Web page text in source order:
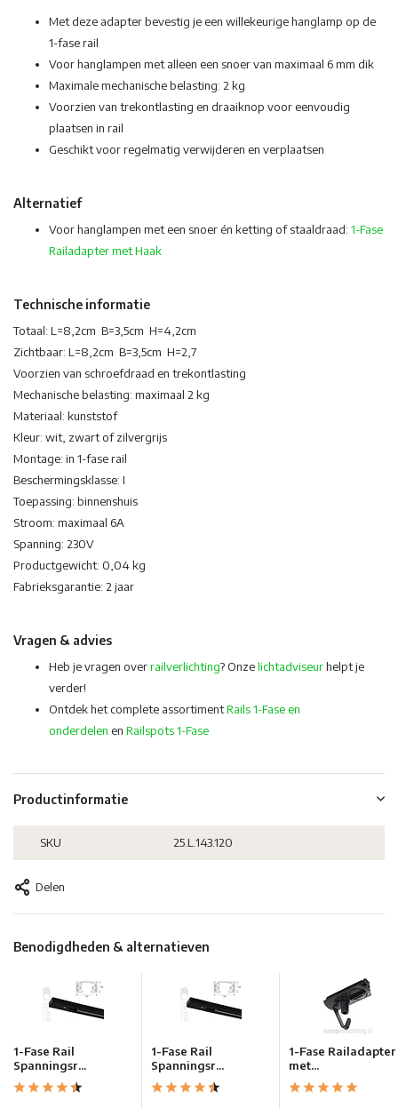
Met deze adapter bevestig je een willekeurige hanglamp op de
1-fase rail
Voor hanglampen met alleen een snoer van maximaal 6 mm dik
Maximale mechanische belasting: 2 kg
Voorzien van trekontlasting en draaiknop voor eenvoudig
plaatsen in rail
Geschikt voor regelmatig verwijderen en verplaatsen
Alternatief
Voor hanglampen met een snoer én ketting of staaldraad: 1-Fase
Railadapter met Haak
Technische informatie
Totaal: L=8,2cm B=3,5cm H=4,2cm
Zichtbaar: L=8,2cm B=3,5cm H=2,7
Voorzien van schroefdraad en trekontlasting
Mechanische belasting: maximaal 2 kg
Materiaal: kunststof
Kleur: wit, zwart of zilvergrijs
Montage: in 1-fase rail
Beschermingsklasse: I
Toepassing: binnenshuis
Stroom: maximaal 6A
Spanning: 230V
Productgewicht: 0,04 kg
Fabrieksgarantie: 2 jaar
Vragen & advies
Heb je vragen overrailverlichting? Onzelichtadviseurhelpt je
verder!
Ontdek het complete assortimentRails 1-Fase en
onderdelen en Railspots 1-Fase
Productinformatie
SKU 25.L.143.120
Delen
Benodigdheden & alternatieven
1-Fase Rail
Spanningsr...
1-Fase Rail
Spanningsr...
1-Fase Railadapter
met...